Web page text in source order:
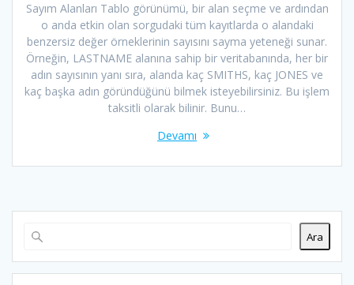
Sayım Alanları Tablo görünümü, bir alan seçme ve ardından
o anda etkin olan sorgudaki tüm kayıtlarda o alandaki
benzersiz değer örneklerinin sayısını sayma yeteneği sunar.
Örneğin, LASTNAME alanına sahip bir veritabanında, her bir
adın sayısının yanı sıra, alanda kaç SMITHS, kaç JONES ve
kaç başka adın göründüğünü bilmek isteyebilirsiniz. Bu işlem
taksitli olarak bilinir. Bunu…
Devamı
Ara